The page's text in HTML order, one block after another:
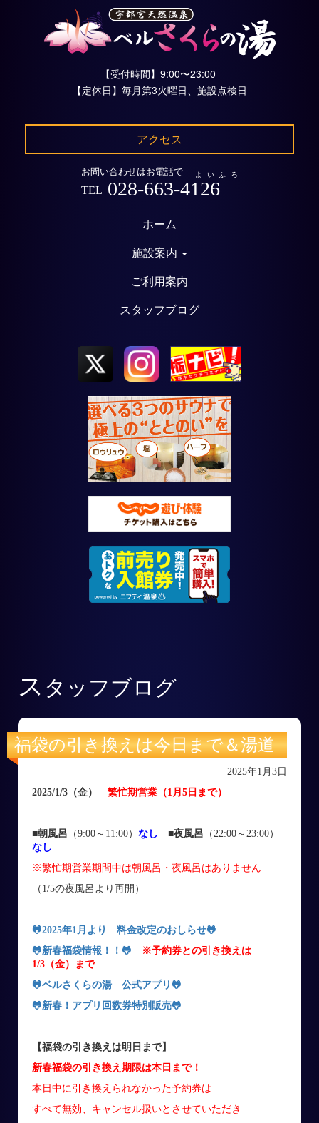
【受付時間】9:00〜23:00
【定休日】毎月第3火曜日、施設点検日
アクセス
お問い合わせはお電話で よいふろ
TEL 028-663-4126
ホーム
施設案内
ご利用案内
スタッフブログ
ス タッフブログ
福袋の引き換えは今日まで＆湯道
2025年1月3日
2025/1/3 （金） 繁忙期営業（1月5日まで）
■朝風呂 （9:00～11:00） なし ■夜風呂 （22:00～23:00）
なし
※繁忙期営業期間中は朝風呂・夜風呂はありません
（1/5の夜風呂より再開）
🐸2025年1月より 料金改定のおしらせ🐸
🐸新春福袋情報！！ 🐸
※予約券との引き換えは
1/3（金）まで
🐸ベルさくらの湯 公式アプリ 🐸
🐸新春！アプリ回数券特別販売🐸
【福袋の引き換えは明日まで】
新春福袋の引き換え期限は本日まで！
本日中に引き換えられなかった予約券は
すべて無効、キャンセル扱いとさせていただき